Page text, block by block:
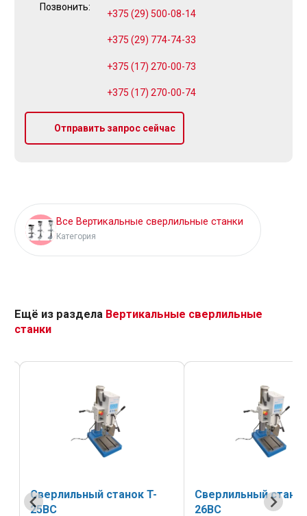
Позвонить:
+375 (29) 500-08-14
+375 (29) 774-74-33
+375 (17) 270-00-73
+375 (17) 270-00-74
Отправить запрос сейчас
Все Вертикальные сверлильные станки
Категория
Ещё из раздела Вертикальные сверлильные
станки
Сверлильный станок T-
26BC
Сверлильный
/ T-28B